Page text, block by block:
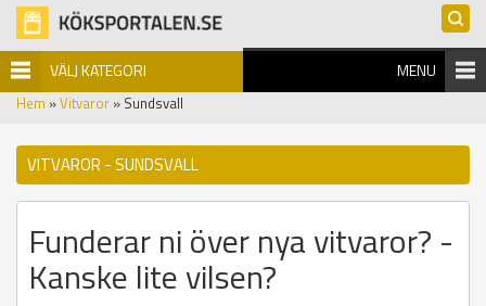
VÄLJ KATEGORI MENU
Hem »Vitvaror » Sundsvall
VITVAROR - SUNDSVALL
Funderar ni över nya vitvaror? -
Kanske lite vilsen?